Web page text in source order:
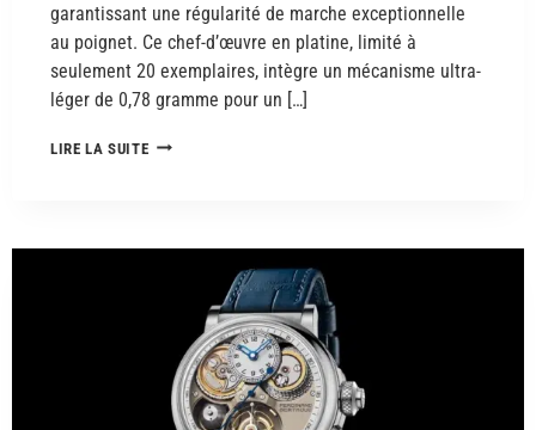
garantissant une régularité de marche exceptionnelle
au poignet. Ce chef-d’œuvre en platine, limité à
seulement 20 exemplaires, intègre un mécanisme ultra-
léger de 0,78 gramme pour un […]
LIRE LA SUITE